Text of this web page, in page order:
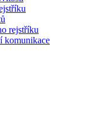
rejstříku
komunikace